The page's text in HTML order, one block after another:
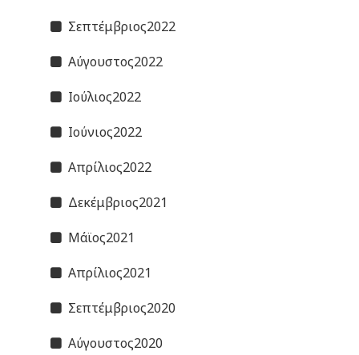
Σεπτέμβριος2022
Αύγουστος2022
Ιούλιος2022
Ιούνιος2022
Απρίλιος2022
Δεκέμβριος2021
Μάϊος2021
Απρίλιος2021
Σεπτέμβριος2020
Αύγουστος2020